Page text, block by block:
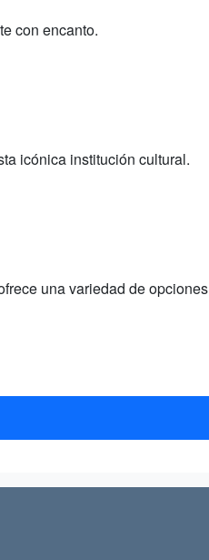
con encanto.
icónica institución cultural.
una variedad de opciones